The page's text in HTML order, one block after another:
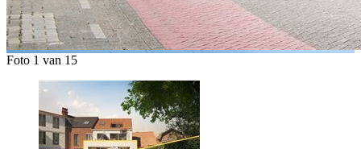
Foto 1 van 15